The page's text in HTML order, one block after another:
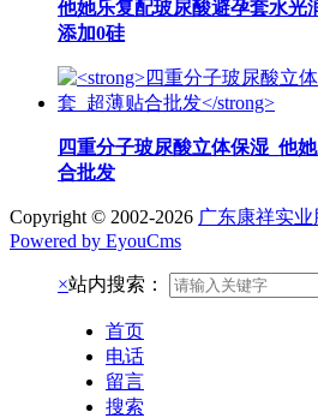
他她乐复配玻尿酸避孕套水光
添加0硅
四重分子玻尿酸立体保湿_他
合批发
Copyright © 2002-2026 广东康祥实业
Powered by EyouCms
×站内搜索：
首页
电话
留言
搜索